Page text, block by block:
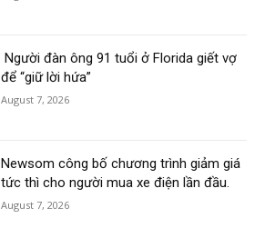
Người đàn ông 91 tuổi ở Florida giết vợ
để “giữ lời hứa”
August 7, 2026
Newsom công bố chương trình giảm giá
tức thì cho người mua xe điện lần đầu.
August 7, 2026